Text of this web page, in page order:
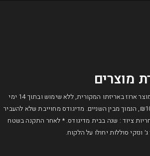
מוצרים
בכפוף לחוק הגנת הצרכן, המוצר ארוז באריזתו המקורית, ללא שימוש ובתוך 14 ימי
עסקים, דמי ביטול 5% או ₪100, הנמוך מבין השניים. מדיגודס מחוייבת שלא להעביר
ציוד : שנה בבית מדיגודס. * לאחר התקנה בשטח
ונזקי סוללות יחולו על הלקוח.